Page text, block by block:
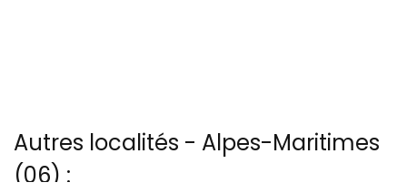
Autres localités - Alpes-Maritimes
(06) :